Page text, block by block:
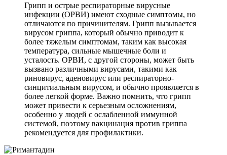
Грипп и острые респираторные вирусные
инфекции (ОРВИ) имеют сходные симптомы, но
отличаются по причинителям. Грипп вызывается
вирусом гриппа, который обычно приводит к
более тяжелым симптомам, таким как высокая
температура, сильные мышечные боли и
усталость. ОРВИ, с другой стороны, может быть
вызвано различными вирусами, такими как
риновирус, аденовирус или респираторно-
синцитиальным вирусом, и обычно проявляется в
более легкой форме. Важно помнить, что грипп
может привести к серьезным осложнениям,
особенно у людей с ослабленной иммунной
системой, поэтому вакцинация против гриппа
рекомендуется для профилактики.